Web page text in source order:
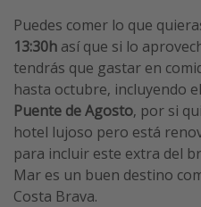
Puedes comer lo que
13:30h así que si lo
tendrás que gastar en
hasta octubre, incluyendo el
Puente de Agosto, por si
hotel lujoso pero está
para incluir este extra del
Mar es un buen destino
Costa Brava.